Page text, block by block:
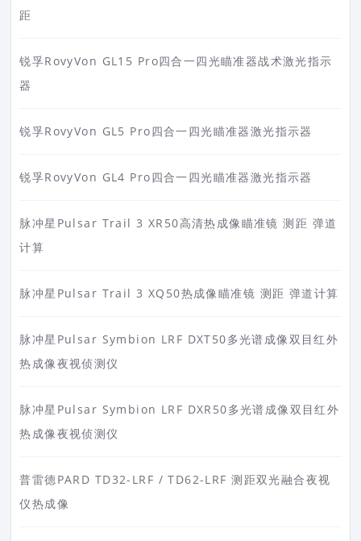
距
锐孚RovyVon GL15 Pro四合一四光瞄准器战术激光指示
器
锐孚RovyVon GL5 Pro四合一四光瞄准器激光指示器
锐孚RovyVon GL4 Pro四合一四光瞄准器激光指示器
脉冲星Pulsar Trail 3 XR50高清热成像瞄准镜 测距 弹道
计算
脉冲星Pulsar Trail 3 XQ50热成像瞄准镜 测距 弹道计算
脉冲星Pulsar Symbion LRF DXT50多光谱成像双目红外
热成像夜视侦测仪
脉冲星Pulsar Symbion LRF DXR50多光谱成像双目红外
热成像夜视侦测仪
普雷德PARD TD32-LRF / TD62-LRF 测距双光融合夜视
仪热成像